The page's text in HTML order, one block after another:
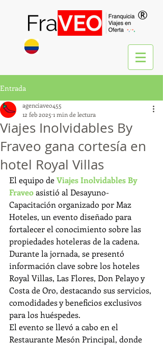
®
Entrada
Viajes Inolvidables By
Fraveo gana cortesía en
hotel Royal Villas
agenciaveo455
12 feb 2025 1 min de lectura
El equipo de Viajes Inolvidables By
Fraveo asistió al Desayuno-
Capacitación organizado por Maz
Hoteles, un evento diseñado para
fortalecer el conocimiento sobre las
propiedades hoteleras de la cadena.
Durante la jornada, se presentó
información clave sobre los hoteles
Royal Villas, Las Flores, Don Pelayo y
Costa de Oro, destacando sus servicios,
comodidades y beneficios exclusivos
para los huéspedes.
El evento se llevó a cabo en el
Restaurante Mesón Principal, donde